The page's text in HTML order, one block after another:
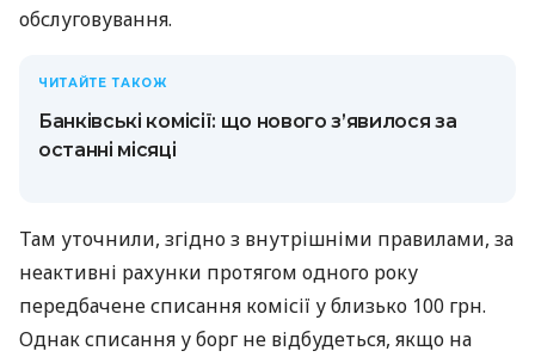
обслуговування.
ЧИТАЙТЕ ТАКОЖ
Банківські комісії: що нового з’явилося за
останні місяці
Там уточнили, згідно з внутрішніми правилами, за
неактивні рахунки протягом одного року
передбачене списання комісії у близько 100 грн.
Однак списання у борг не відбудеться, якщо на